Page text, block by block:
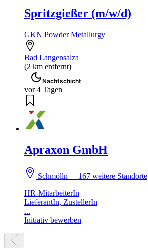
Spritzgießer (m/w/d)
GKN Powder Metallurgy
Bad Langensalza
(2 km entfernt)
Nachtschicht
vor 4 Tagen
Apraxon GmbH
Schmölln+167 weitere Standorte
HR-MitarbeiterIn
LieferantIn, ZustellerIn
...
Initiativ bewerben